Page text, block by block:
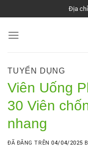
đến
nội
Địa
TUYỂN DỤNG
Viên Uống
30 Viên
nhang
ĐÃ ĐĂNG TRÊN04/04/2025